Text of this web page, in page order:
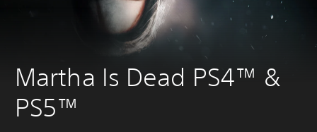
Martha Is Dead PS4™ &
PS5™